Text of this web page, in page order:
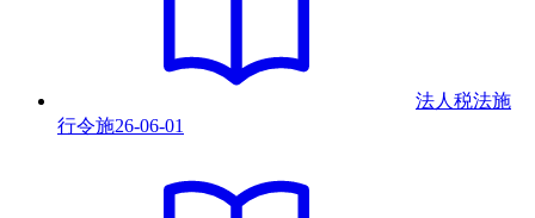
法人税法施
行令施26-06-01